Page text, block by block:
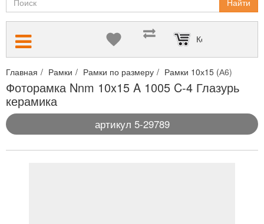
Найти
Корзина пуста
Главная Рамки Рамки по размеру Рамки 10х15 (А6)
Фоторамка Nnm 10x15 A 1005 C-4 Глазурь
керамика
артикул 5-29789